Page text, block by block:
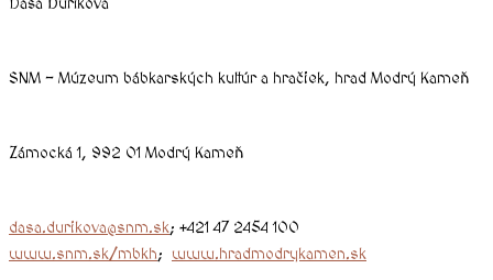
Dáša Ďuríková
SNM – Múzeum bábkarských kultúr a hračiek, hrad Modrý Kameň
Zámocká 1, 992 01 Modrý Kameň
dasa.durikova@snm.sk; +421 47 2454 100
www.snm.sk/mbkh; www.hradmodrykamen.sk